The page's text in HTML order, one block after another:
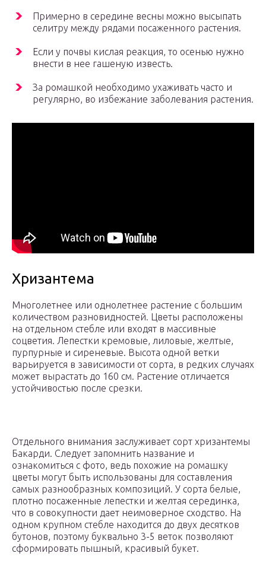
Примерно в середине весны можно высыпать
селитру между рядами посаженного растения.
Если у почвы кислая реакция, то осенью нужно
внести в нее гашеную известь.
За ромашкой необходимо ухаживать часто и
регулярно, во избежание заболевания растения.
Хризантема
Многолетнее или однолетнее растение с большим
количеством разновидностей. Цветы расположены
на отдельном стебле или входят в массивные
соцветия. Лепестки кремовые, лиловые, желтые,
пурпурные и сиреневые. Высота одной ветки
варьируется в зависимости от сорта, в редких случаях
может вырастать до 160 см. Растение отличается
устойчивостью после срезки.
Отдельного внимания заслуживает сорт хризантемы
Бакарди. Следует запомнить название и
ознакомиться с фото, ведь похожие на ромашку
цветы могут быть использованы для составления
самых разнообразных композиций. У сорта белые,
плотно посаженные лепестки и желтая серединка,
что в совокупности дает неимоверное сходство. На
одном крупном стебле находится до двух десятков
бутонов, поэтому буквально 3-5 веток позволяют
сформировать пышный, красивый букет.